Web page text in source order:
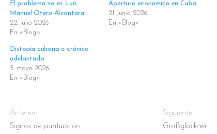
El problema no es Luis
Manuel Otero Alcántara
22. julio 2026
En «Blog»
Apertura económica en Cuba
21. junio 2026
En «Blog»
Distopía cubana o crónica
adelantada
5. mayo 2026
En «Blog»
Anterior:
Signos de puntuación
Siguiente:
Großglockner